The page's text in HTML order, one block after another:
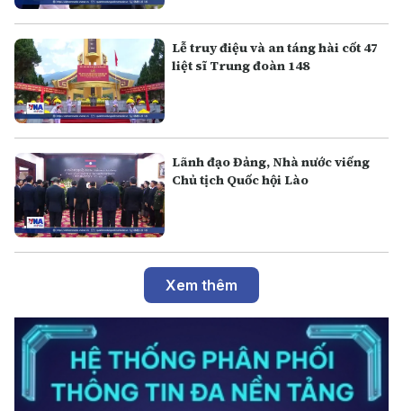
Lễ truy điệu và an táng hài cốt 47
liệt sĩ Trung đoàn 148
Lãnh đạo Đảng, Nhà nước viếng
Chủ tịch Quốc hội Lào
Xem thêm